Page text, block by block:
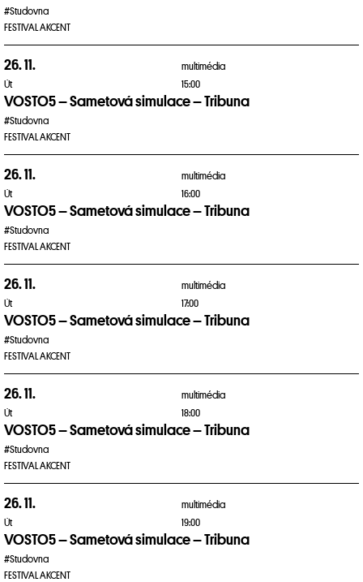
#Studovna
FESTIVAL AKCENT
26. 11.
Út
multimédia
15:00
VOSTO5 – Sametová simulace – Tribuna
#Studovna
FESTIVAL AKCENT
26. 11.
Út
multimédia
16:00
VOSTO5 – Sametová simulace – Tribuna
#Studovna
FESTIVAL AKCENT
26. 11.
Út
multimédia
17:00
VOSTO5 – Sametová simulace – Tribuna
#Studovna
FESTIVAL AKCENT
26. 11.
Út
multimédia
18:00
VOSTO5 – Sametová simulace – Tribuna
#Studovna
FESTIVAL AKCENT
26. 11.
Út
multimédia
19:00
VOSTO5 – Sametová simulace – Tribuna
#Studovna
FESTIVAL AKCENT